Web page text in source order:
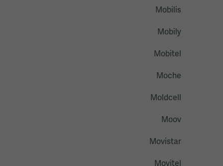
Mobilis
Mobily
Mobitel
Moche
Moldcell
Moov
Movistar